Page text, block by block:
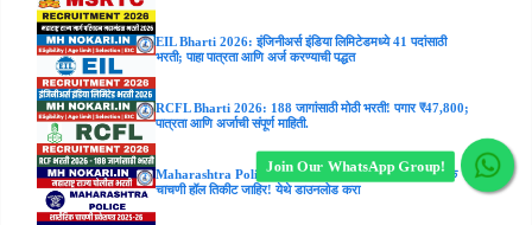
EIL Bharti 2026: इंजिनीअर्स इंडिया लिमिटेडमध्ये 41 पदांसाठी
भरती; पाहा पात्रता आणि अर्ज करण्याची पद्धत
RCFL Bharti 2026: 188 जागांसाठी मोठी भरती! पगार ₹47,800;
पात्रता आणि अर्जाची संपूर्ण माहिती.
Maharashtra Police Bharti Hall ticket 2026 – शारीरिक
चाचणी हॉल तिकीट जाहिर! येथे डाउनलोड करा
Join Our WhatsApp Group!